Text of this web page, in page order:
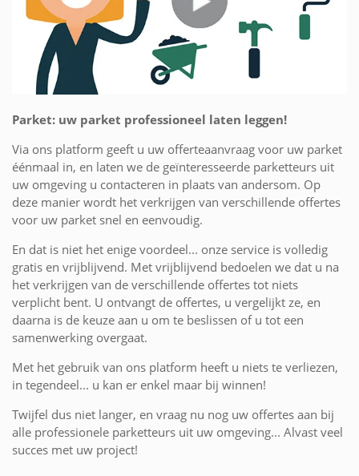
Parket: uw parket professioneel laten leggen!
Via ons platform geeft u uw offerteaanvraag voor uw parket
éénmaal in, en laten we de geïnteresseerde parketteurs uit
uw omgeving u contacteren in plaats van andersom. Op
deze manier wordt het verkrijgen van verschillende offertes
voor uw parket snel en eenvoudig.
En dat is niet het enige voordeel... onze service is volledig
gratis en vrijblijvend. Met vrijblijvend bedoelen we dat u na
het verkrijgen van de verschillende offertes tot niets
verplicht bent. U ontvangt de offertes, u vergelijkt ze, en
daarna is de keuze aan u om te beslissen of u tot een
samenwerking overgaat.
Met het gebruik van ons platform heeft u niets te verliezen,
in tegendeel... u kan er enkel maar bij winnen!
Twijfel dus niet langer, en vraag nu nog uw offertes aan bij
alle professionele parketteurs uit uw omgeving... Alvast veel
succes met uw project!